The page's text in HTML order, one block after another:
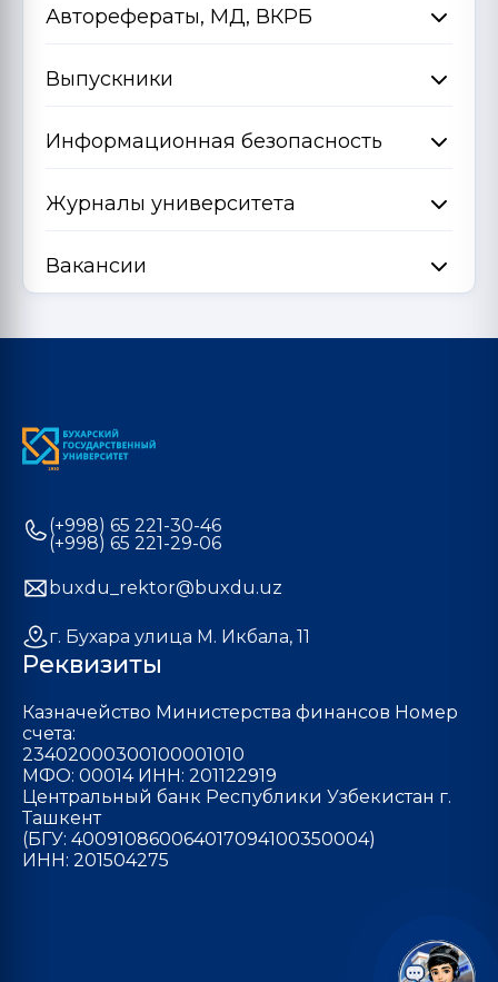
Авторефераты, МД, ВКРБ
Выпускники
Информационная безопасность
Журналы университета
Вакансии
(+998) 65 221-30-46
(+998) 65 221-29-06
buxdu_rektor@buxdu.uz
г. Бухара улица М. Икбала, 11
Реквизиты
Казначейство Министерства финансов Номер
счета:
23402000300100001010
МФО: 00014 ИНН: 201122919
Центральный банк Республики Узбекистан г.
Ташкент
(БГУ: 400910860064017094100350004)
ИНН: 201504275